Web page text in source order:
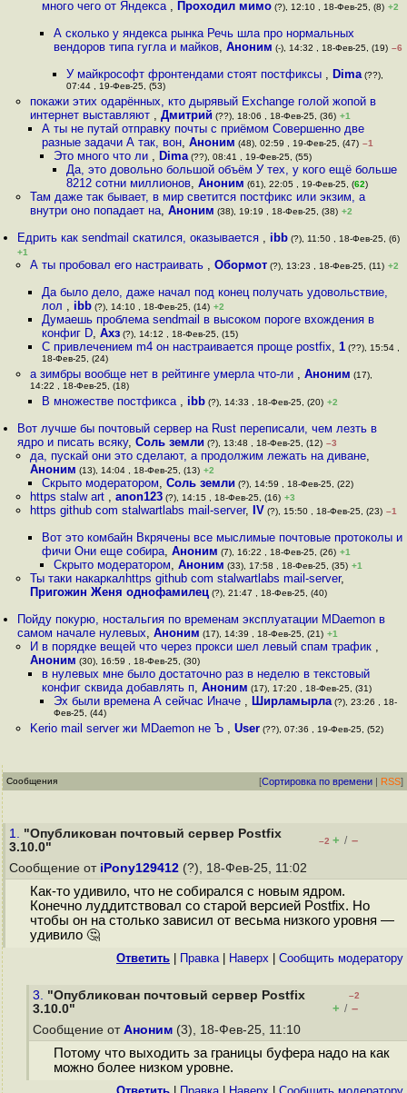
много чего от Яндекса , Проходил мимо(?), 12:10 , 18-Фев-25, (8) +2
А сколько у яндекса рынка Речь шла про нормальных
вендоров типа гугла и майков,Аноним (-), 14:32 , 18-Фев-25, (19) –6
У майкрософт фронтендами стоят постфиксы , Dima(??),
07:44 , 19-Фев-25, (53)
покажи этих одарённых, кто дырявый Exchange голой жопой в
интернет выставляют , Дмитрий (??), 18:06 , 18-Фев-25, (36) +1
А ты не путай отправку почты с приёмом Совершенно две
разные задачи А так, вон, Аноним (48), 02:59 , 19-Фев-25, (47) –1
Это много что ли , Dima (??), 08:41 , 19-Фев-25, (55)
Да, это довольно большой объём У тех, у кого ещё больше
8212 сотни миллионов, Аноним (61), 22:05 , 19-Фев-25, (62)
Там даже так бывает, в мир светится постфикс или экзим, а
внутри оно попадает на, Аноним (38), 19:19 , 18-Фев-25, (38) +2
Едрить как sendmail скатился, оказывается , ibb (?), 11:50 , 18-Фев-25, (6)
+1
А ты пробовал его настраивать , Обормот(?), 13:23 , 18-Фев-25, (11) +2
Да было дело, даже начал под конец получать удовольствие,
лол , ibb(?), 14:10 , 18-Фев-25, (14) +2
Думаешь проблема sendmail в высоком пороге вхождения в
конфиг D, Ахз(?), 14:12 , 18-Фев-25, (15)
С привлечением m4 он настраивается проще postfix, 1(??), 15:54 ,
18-Фев-25, (24)
а зимбры вообще нет в рейтинге умерла что-ли , Аноним (17),
14:22 , 18-Фев-25, (18)
В множестве постфикса , ibb(?), 14:33 , 18-Фев-25, (20) +2
Вот лучше бы почтовый сервер на Rust переписали, чем лезть в
ядро и писать всяку,Соль земли (?), 13:48 , 18-Фев-25, (12) –3
да, пускай они это сделают, а продолжим лежать на диване,
Аноним (13), 14:04 , 18-Фев-25, (13) +2
Скрыто модератором, Соль земли (?), 14:59 , 18-Фев-25, (22)
https stalw art , anon123(?), 14:15 , 18-Фев-25, (16) +3
https github com stalwartlabs mail-server, IV (?), 15:50 , 18-Фев-25, (23) –1
Вот это комбайн Вкрячены все мыслимые почтовые протоколы и
фичи Они еще собира, Аноним (7), 16:22 , 18-Фев-25, (26) +1
Скрыто модератором,Аноним (33), 17:58 , 18-Фев-25, (35) +1
Ты таки накаркалhttps github com stalwartlabs mail-server,
Пригожин Женя однофамилец(?), 21:47 , 18-Фев-25, (40)
Пойду покурю, ностальгия по временам эксплуатации MDaemon в
самом начале нулевых,Аноним (17), 14:39 , 18-Фев-25, (21) +1
И в порядке вещей что через прокси шел левый спам трафик ,
Аноним (30), 16:59 , 18-Фев-25, (30)
в нулевых мне было достаточно раз в неделю в текстовый
конфиг сквида добавлять п, Аноним (17), 17:20 , 18-Фев-25, (31)
Эх были времена А сейчас Иначе , Ширламырла (?), 23:26 , 18-
Фев-25, (44)
Kerio mail server жи MDaemon не Ъ , User(??), 07:36 , 19-Фев-25, (52)
Сообщения [Сортировка по времени | RSS]
1. "Опубликован почтовый сервер Postfix
3.10.0"
–2 + / –
Сообщение от iPony129412 (?), 18-Фев-25, 11:02
Как-то удивило, что не собирался с новым ядром.
Конечно луддитствовал со старой версией Postfix. Но
чтобы он на столько зависил от весьма низкого уровня —
удивило 🤔
Ответить Правка| Наверх Cообщить модератору
3. "Опубликован почтовый сервер Postfix
3.10.0"
–2
+ / –
Сообщение от Аноним (3), 18-Фев-25, 11:10
Потому что выходить за границы буфера надо на как
можно более низком уровне.